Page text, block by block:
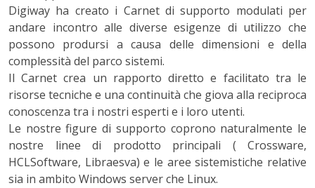
Digiway ha creato i Carnet di supporto modulati per
andare incontro alle diverse esigenze di utilizzo che
possono prodursi a causa delle dimensioni e della
complessità del parco sistemi.
Il Carnet crea un rapporto diretto e facilitato tra le
risorse tecniche e una continuità che giova alla reciproca
conoscenza tra i nostri esperti e i loro utenti.
Le nostre figure di supporto coprono naturalmente le
nostre linee di prodotto principali ( Crossware,
HCLSoftware, Libraesva) e le aree sistemistiche relative
sia in ambito Windows server che Linux.